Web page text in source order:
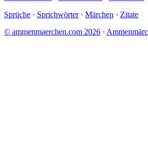
Sprüche · Sprichwörter· Märchen · Zitate
© ammenmaerchen.com 2026 ·